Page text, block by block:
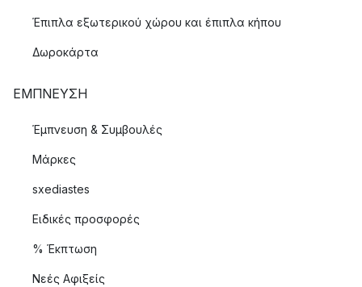
Έπιπλα εξωτερικού χώρου και έπιπλα κήπου
Δωροκάρτα
ΈΜΠΝΕΥΣΗ
Έμπνευση & Συμβουλές
Μάρκες
sxediastes
Ειδικές προσφορές
% Έκπτωση
Νεές Αφιξείς